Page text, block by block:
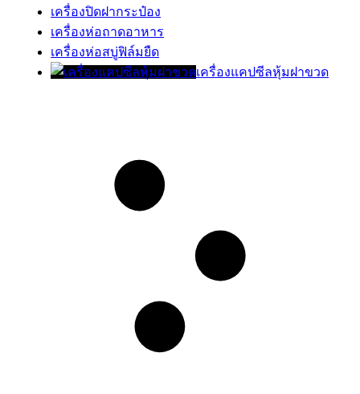
เครื่องปิดฝากระป๋อง
เครื่องห่อถาดอาหาร
เครื่องห่อสบู่ฟิล์มยืด
เครื่องแคปซีลหุ้มฝาขวด